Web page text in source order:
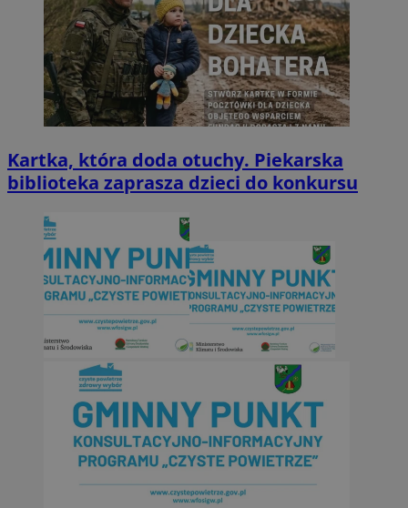
Kartka, która doda otuchy. Piekarska
biblioteka zaprasza dzieci do konkursu